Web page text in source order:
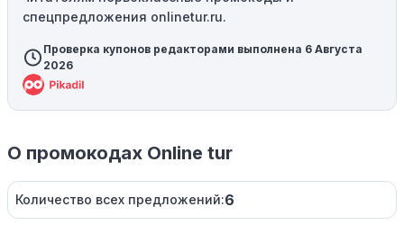
спецпредложения onlinetur.ru.
Проверка купонов редакторами выполнена 6 Августа
2026
О промокодах Online tur
Количество всех предложений:6